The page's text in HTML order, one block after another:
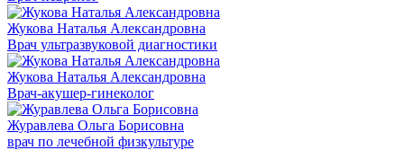
Жукова Наталья Александровна
Врач ультразвуковой диагностики
Жукова Наталья Александровна
Врач-акушер-гинеколог
Журавлева Ольга Борисовна
врач по лечебной физкультуре